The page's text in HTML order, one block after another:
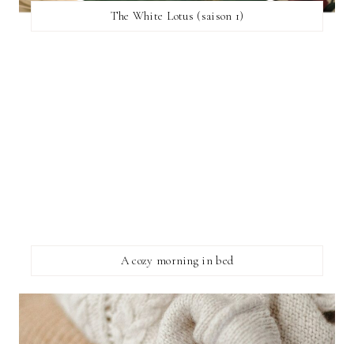
The White Lotus (saison 1)
A cozy morning in bed